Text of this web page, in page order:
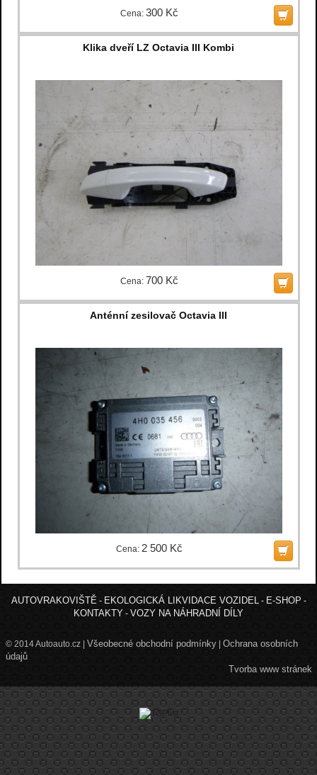
Cena: 300 Kč
Klika dveří LZ Octavia III Kombi
Cena: 700 Kč
Anténní zesilovač Octavia III
Cena: 2 500 Kč
AUTOVRAKOVIŠTĚ - EKOLOGICKÁ LIKVIDACE VOZIDEL - E-SHOP -
KONTAKTY - VOZY NA NÁHRADNÍ DÍLY
© 2014 Autoauto.cz | Všeobecné obchodní podmínky| Ochrana osobních
údajů
Tvorba www stránek